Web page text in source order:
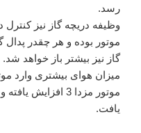
رسد.
وظیفه دریچه گاز نیز
موتور بوده و هر چقدر پدال
گاز نیز بیشتر باز خواهد
میزان هوای بیشتری وارد
موتور مزدا 3
یافت.